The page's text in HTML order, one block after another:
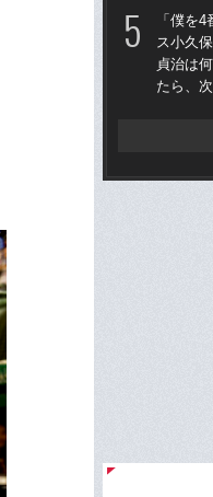
「僕を
ス小久
貞治は
たら、